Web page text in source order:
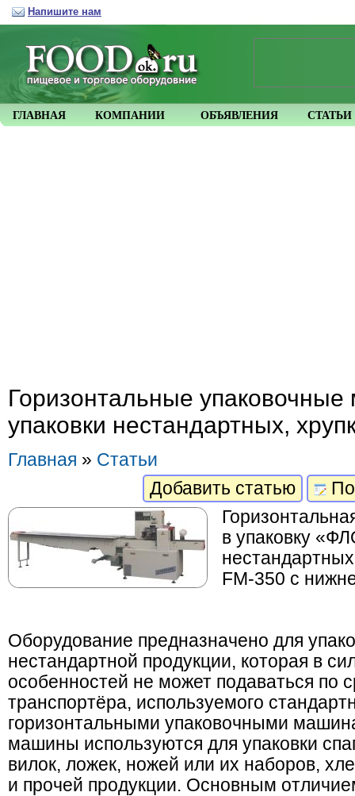
Горизонтальные
упаковки нестандартных,
Главная » Статьи
Добавить статью
в упаковку
FM-350 с
Оборудование предназначено для
нестандартной продукции, которая в
особенностей не может подаваться по
транспортёра, используемого
горизонтальными упаковочными
машины используются для упаковки
вилок, ложек, ножей или их наборов,
и прочей продукции. Основным
ГЛАВНАЯ КОМПАНИИ ОБЪЯВЛЕНИЯ СТАТЬИ
Напишите нам